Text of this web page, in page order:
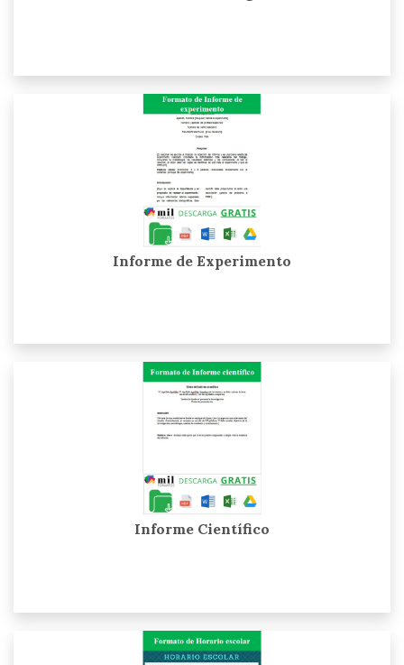
Informe de Experimento
Informe Científico